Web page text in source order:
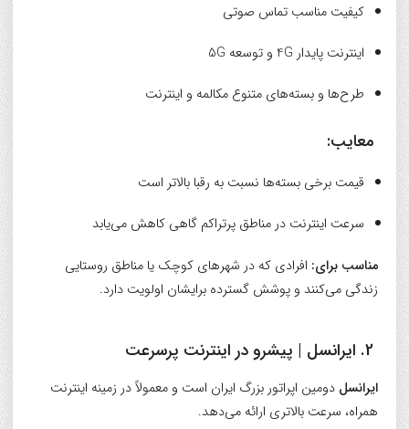
کیفیت مناسب تماس صوتی
اینترنت پایدار 4G و توسعه 5G
طرح‌ها و بسته‌های متنوع مکالمه و اینترنت
معایب:
قیمت برخی بسته‌ها نسبت به رقبا بالاتر است
سرعت اینترنت در مناطق پرتراکم گاهی کاهش می‌یابد
مناسب برای: افرادی که در شهرهای کوچک یا مناطق روستایی
زندگی می‌کنند و پوشش گسترده برایشان اولویت دارد.
ایرانسل | پیشرو در اینترنت پرسرعت
ایرانسل دومین اپراتور بزرگ ایران است و معمولاً در زمینه اینترنت
همراه، سرعت بالاتری ارائه می‌دهد.